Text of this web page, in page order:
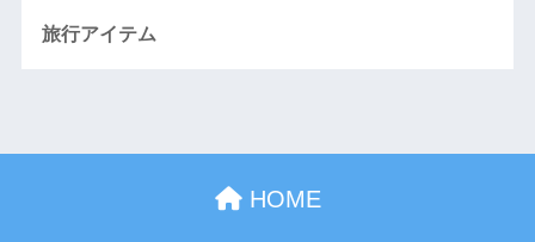
旅行アイテム
HOME